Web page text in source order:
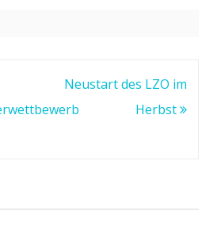
Neustart des LZO im
Herbst